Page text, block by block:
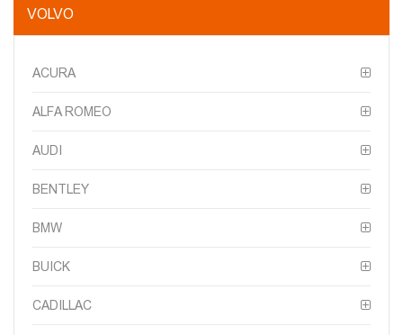
VOLVO
ACURA
ALFA ROMEO
AUDI
BENTLEY
BMW
BUICK
CADILLAC